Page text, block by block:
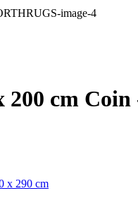
200 cm
x 290 cm